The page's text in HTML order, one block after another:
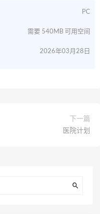
PC
需要 540MB 可用空间
2026年03月28日
下一篇
医院计划